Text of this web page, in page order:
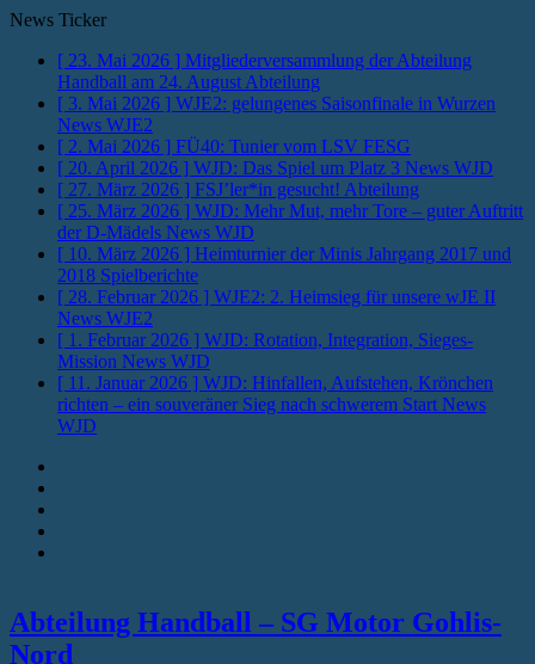
News Ticker
[ 23. Mai 2026 ] Mitgliederversammlung der Abteilung
Handball am 24. August Abteilung
[ 3. Mai 2026 ] WJE2: gelungenes Saisonfinale in Wurzen
News WJE2
[ 2. Mai 2026 ] FÜ40: Tunier vom LSV FESG
[ 20. April 2026 ] WJD: Das Spiel um Platz 3 News WJD
[ 27. März 2026 ] FSJ’ler*in gesucht! Abteilung
[ 25. März 2026 ] WJD: Mehr Mut, mehr Tore – guter Auftritt
der D-Mädels News WJD
[ 10. März 2026 ] Heimturnier der Minis Jahrgang 2017 und
2018 Spielberichte
[ 28. Februar 2026 ] WJE2: 2. Heimsieg für unsere wJE II
News WJE2
[ 1. Februar 2026 ] WJD: Rotation, Integration, Sieges-
Mission News WJD
[ 11. Januar 2026 ] WJD: Hinfallen, Aufstehen, Krönchen
richten – ein souveräner Sieg nach schwerem Start News
WJD
Abteilung Handball – SG Motor Gohlis-
Nord